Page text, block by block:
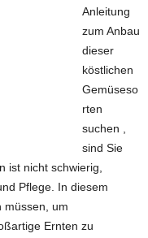
Anleitung
zum Anbau
dieser
köstlichen
Gemüseso
rten
suchen ,
sind Sie
ist nicht schwierig,
Pflege. In diesem
müssen, um
Ernten zu